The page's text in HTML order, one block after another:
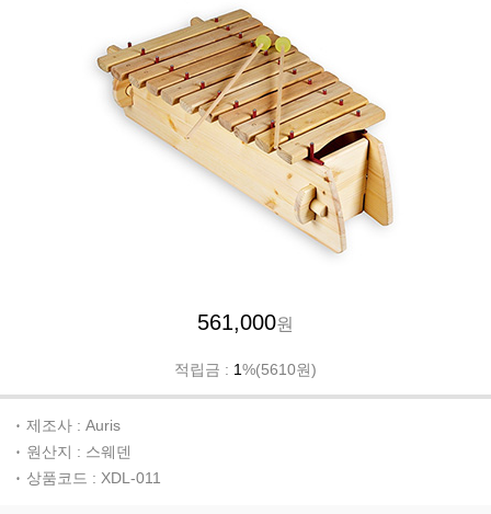
561,000원
적립금 : 1%(5610원)
제조사 : Auris
원산지 : 스웨덴
상품코드 : XDL-011